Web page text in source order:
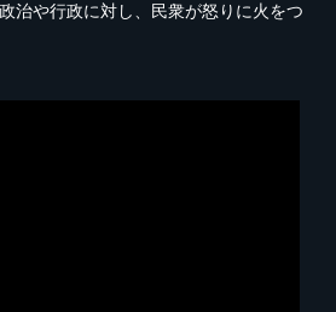
治や行政に対し、民衆が怒りに火をつ